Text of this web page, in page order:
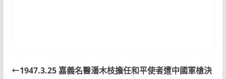
1947.3.25 嘉義名醫潘木枝擔任和平使者遭中國軍槍決